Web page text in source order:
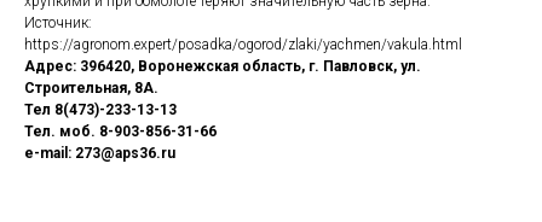
Источник:
https://agronom.expert/posadka/ogorod/zlaki/yachmen/vakula.html
Адрес: 396420, Воронежская область, г. Павловск, ул.
Строительная, 8А.
Тел 8(473)-233-13-13
Тел. моб. 8-903-856-31-66
e-mail: 273@aps36.ru